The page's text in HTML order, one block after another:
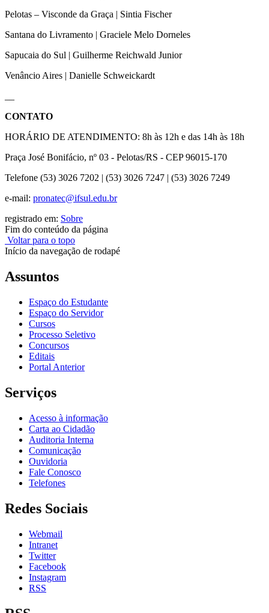
Pelotas – Visconde da Graça | Sintia Fischer
Santana do Livramento | Graciele Melo Dorneles
Sapucaia do Sul | Guilherme Reichwald Junior
Venâncio Aires | Danielle Schweickardt
CONTATO
HORÁRIO DE ATENDIMENTO: 8h às 12h e das 14h às 18h
Praça José Bonifácio, nº 03 - Pelotas/RS - CEP 96015-170
Telefone (53) 3026 7202 | (53) 3026 7247 | (53) 3026 7249
e-mail: pronatec@ifsul.edu.br
registrado em: Sobre
Fim do conteúdo da página
Voltar para o topo
Início da navegação de rodapé
Assuntos
Espaço do Estudante
Espaço do Servidor
Cursos
Processo Seletivo
Concursos
Editais
Portal Anterior
Serviços
Acesso à informação
Carta ao Cidadão
Auditoria Interna
Comunicação
Ouvidoria
Fale Conosco
Telefones
Redes Sociais
Webmail
Intranet
Twitter
Facebook
Instagram
RSS